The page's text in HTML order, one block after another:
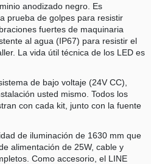
anodizado negro. Es
prueba de golpes para resistir
fuertes de maquinaria
al agua (IP67) para resistir el
La vida útil técnica de los LED es
de bajo voltaje (24V CC),
usted mismo. Todos los
con cada kit, junto con la fuente
de iluminación de 1630 mm que
alimentación de 25W, cable y
Como accesorio, el LINE